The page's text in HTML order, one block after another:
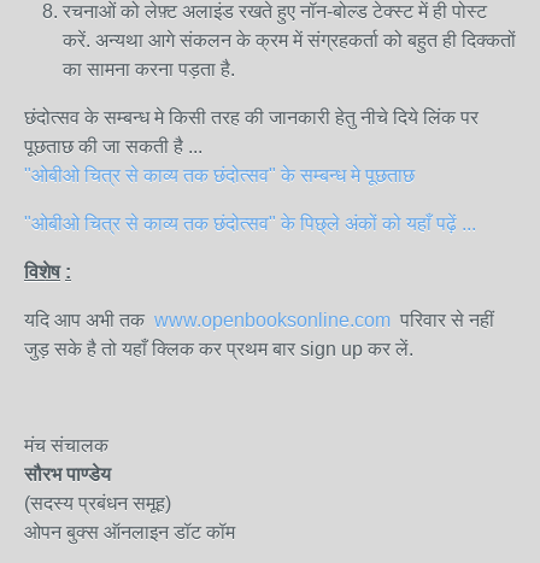
रचनाओं को लेफ़्ट अलाइंड रखते हुए नॉन-बोल्ड टेक्स्ट में ही पोस्ट
करें. अन्यथा आगे संकलन के क्रम में संग्रहकर्ता को बहुत ही दिक्कतों
का सामना करना पड़ता है.
छंदोत्सव के सम्बन्ध मे किसी तरह की जानकारी हेतु नीचे दिये लिंक पर
पूछताछ की जा सकती है ...
"ओबीओ चित्र से काव्य तक छंदोत्सव" के सम्बन्ध मे पूछताछ
"ओबीओ चित्र से काव्य तक छंदोत्सव" के पिछ्ले अंकों को यहाँ पढ़ें ...
विशेष :
यदि आप अभी तक www.openbooksonline.com परिवार से नहीं
जुड़ सके है तो यहाँ क्लिक कर प्रथम बार sign up कर लें.
मंच संचालक
सौरभ पाण्डेय
(सदस्य प्रबंधन समूह)
ओपन बुक्स ऑनलाइन डॉट कॉम